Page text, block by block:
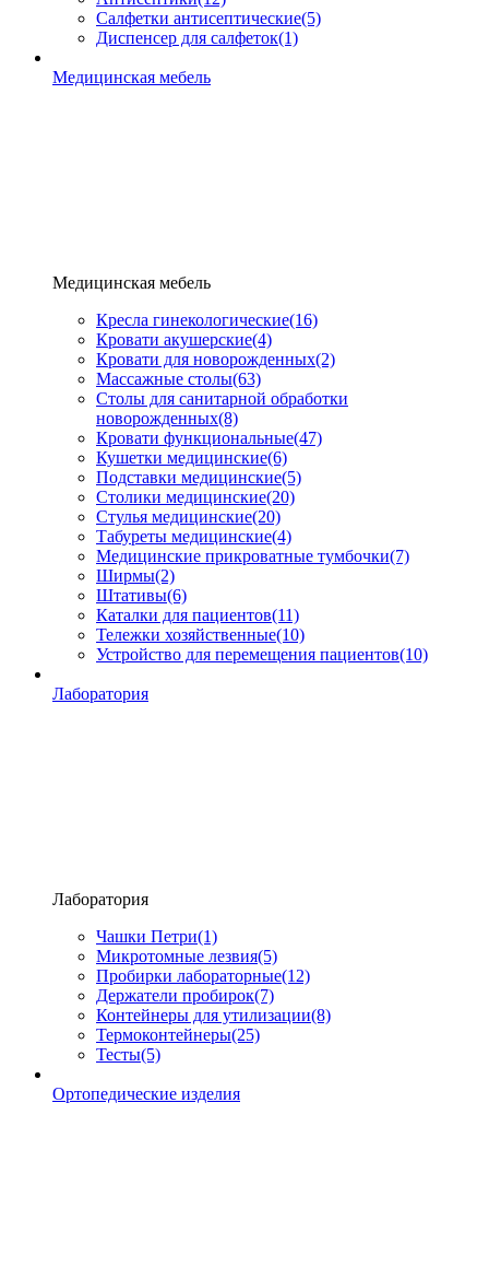
Салфетки антисептические(5)
Диспенсер для салфеток(1)
Медицинская мебель
Медицинская мебель
Кресла гинекологические(16)
Кровати акушерские(4)
Кровати для новорожденных(2)
Массажные столы(63)
Столы для санитарной обработки
новорожденных(8)
Кровати функциональные(47)
Кушетки медицинские(6)
Подставки медицинские(5)
Столики медицинские(20)
Стулья медицинские(20)
Табуреты медицинские(4)
Медицинские прикроватные тумбочки(7)
Ширмы(2)
Штативы(6)
Каталки для пациентов(11)
Тележки хозяйственные(10)
Устройство для перемещения пациентов(10)
Лаборатория
Лаборатория
Чашки Петри(1)
Микротомные лезвия(5)
Пробирки лабораторные(12)
Держатели пробирок(7)
Контейнеры для утилизации(8)
Термоконтейнеры(25)
Тесты(5)
Ортопедические изделия